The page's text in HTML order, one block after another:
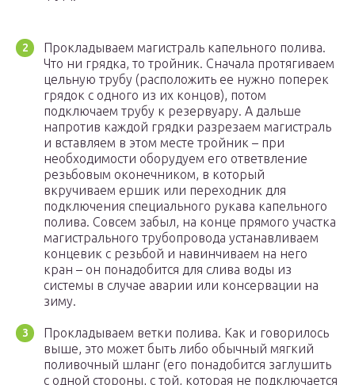
Прокладываем магистраль капельного полива.
Что ни грядка, то тройник. Сначала протягиваем
цельную трубу (расположить ее нужно поперек
грядок с одного из их концов), потом
подключаем трубу к резервуару. А дальше
напротив каждой грядки разрезаем магистраль
и вставляем в этом месте тройник – при
необходимости оборудуем его ответвление
резьбовым оконечником, в который
вкручиваем ершик или переходник для
подключения специального рукава капельного
полива. Совсем забыл, на конце прямого участка
магистрального трубопровода устанавливаем
концевик с резьбой и навинчиваем на него
кран – он понадобится для слива воды из
системы в случае аварии или консервации на
зиму.
Прокладываем ветки полива. Как и говорилось
выше, это может быть либо обычный мягкий
поливочный шланг (его понадобится заглушить
с одной стороны, с той, которая не подключается